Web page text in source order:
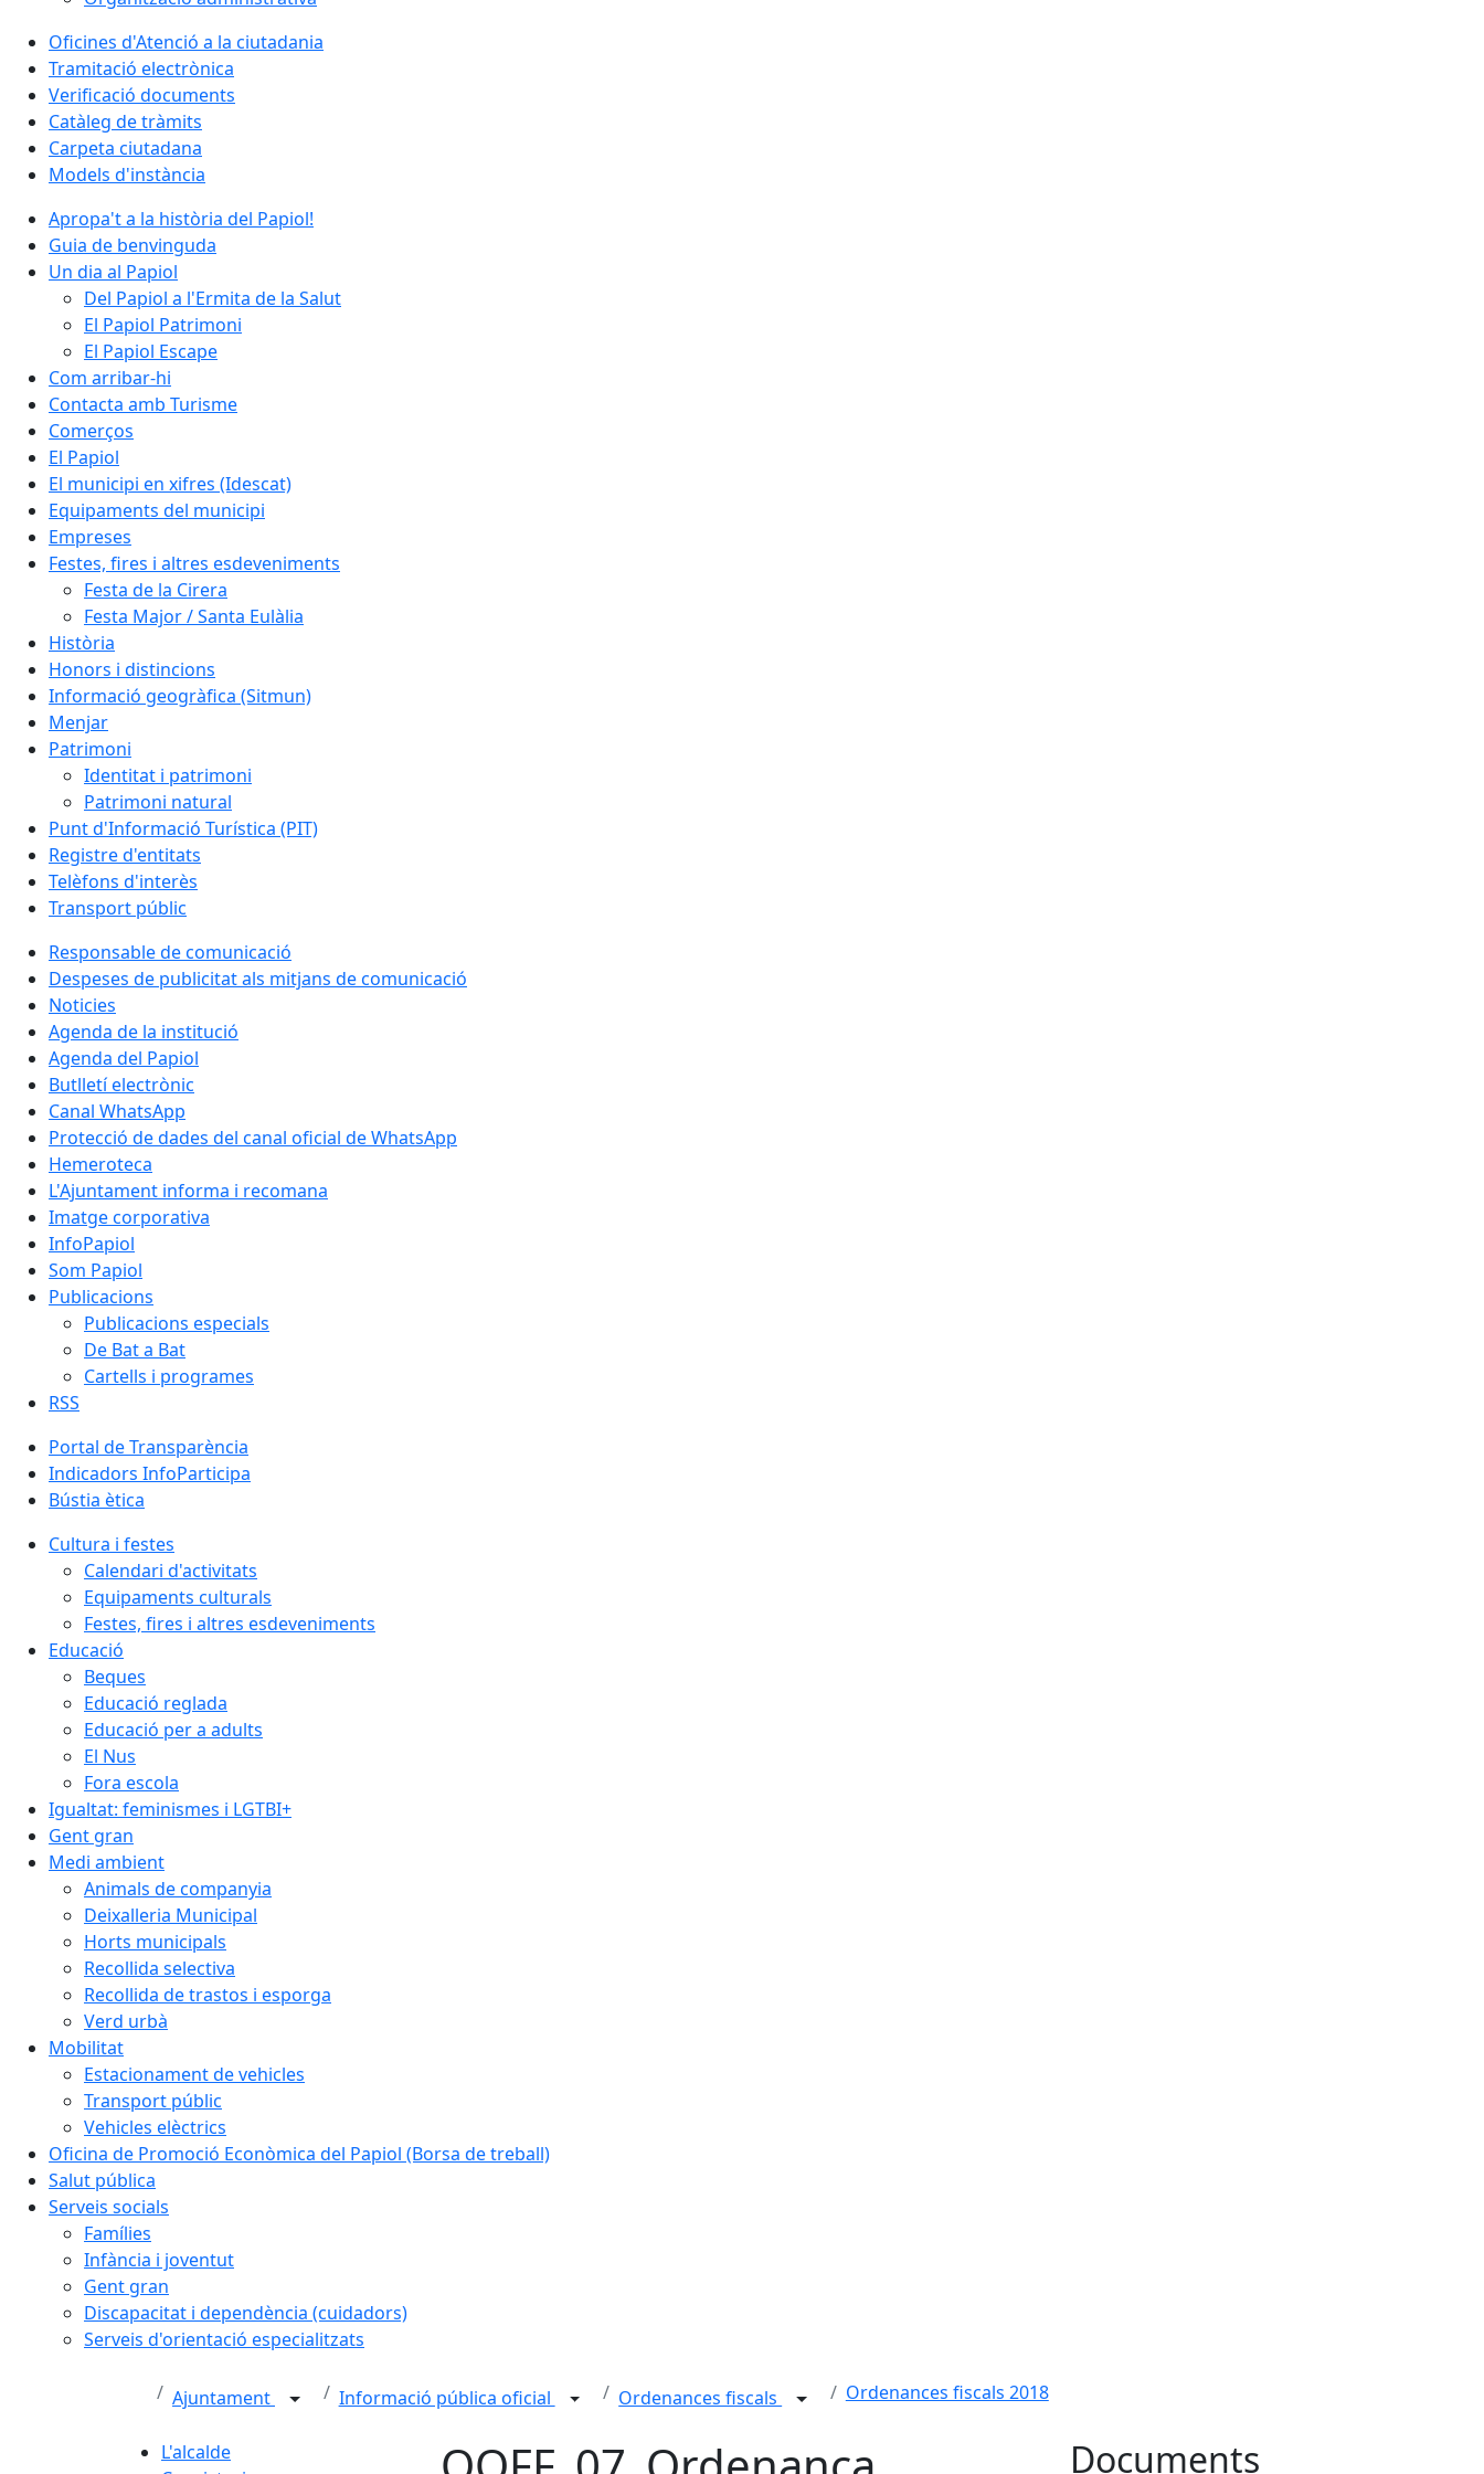
Oficines d'Atenció a la ciutadania
Tramitació electrònica
Verificació documents
Catàleg de tràmits
Carpeta ciutadana
Models d'instància
Apropa't a la història del Papiol!
Guia de benvinguda
Un dia al Papiol
Del Papiol a l'Ermita de la Salut
El Papiol Patrimoni
El Papiol Escape
Com arribar-hi
Contacta amb Turisme
Comerços
El Papiol
El municipi en xifres (Idescat)
Equipaments del municipi
Empreses
Festes, fires i altres esdeveniments
Festa de la Cirera
Festa Major / Santa Eulàlia
Història
Honors i distincions
Informació geogràfica (Sitmun)
Menjar
Patrimoni
Identitat i patrimoni
Patrimoni natural
Punt d'Informació Turística (PIT)
Registre d'entitats
Telèfons d'interès
Transport públic
Responsable de comunicació
Despeses de publicitat als mitjans de comunicació
Noticies
Agenda de la institució
Agenda del Papiol
Butlletí electrònic
Canal WhatsApp
Protecció de dades del canal oficial de WhatsApp
Hemeroteca
L'Ajuntament informa i recomana
Imatge corporativa
InfoPapiol
Som Papiol
Publicacions
Publicacions especials
De Bat a Bat
Cartells i programes
RSS
Portal de Transparència
Indicadors InfoParticipa
Bústia ètica
Cultura i festes
Calendari d'activitats
Equipaments culturals
Festes, fires i altres esdeveniments
Educació
Beques
Educació reglada
Educació per a adults
El Nus
Fora escola
Igualtat: feminismes i LGTBI+
Gent gran
Medi ambient
Animals de companyia
Deixalleria Municipal
Horts municipals
Recollida selectiva
Recollida de trastos i esporga
Verd urbà
Mobilitat
Estacionament de vehicles
Transport públic
Vehicles elèctrics
Oficina de Promoció Econòmica del Papiol (Borsa de treball)
Salut pública
Serveis socials
Famílies
Infància i joventut
Gent gran
Discapacitat i dependència (cuidadors)
Serveis d'orientació especialitzats
Ajuntament Informació pública oficial Ordenances fiscals Ordenances fiscals 2018
L'alcalde
Documents